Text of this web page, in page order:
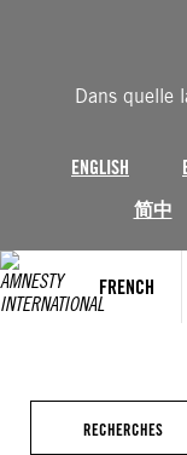
Dans quelle
ENGLISH
简中
FRENCH
RECHERCHES